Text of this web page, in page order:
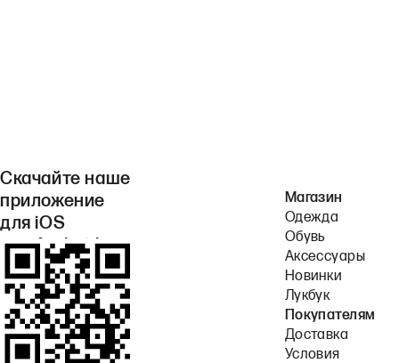
Скачайте наше
приложение
для iOS
или Android.
Магазин
Одежда
Обувь
Аксессуары
Новинки
Лукбук
Покупателям
Доставка
Условия